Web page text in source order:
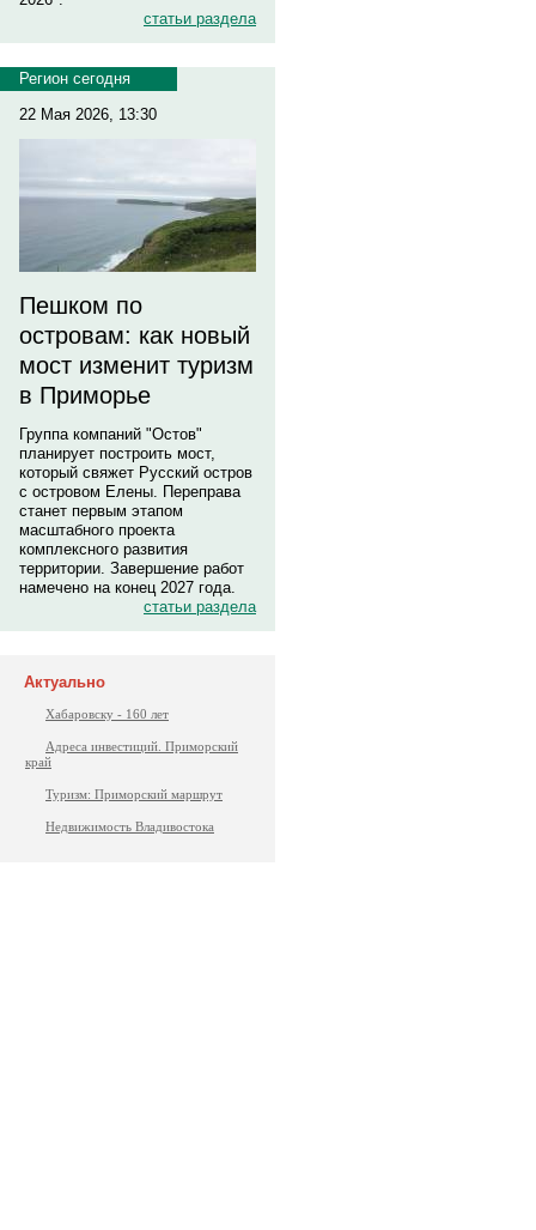
статьи раздела
Регион сегодня
22 Мая 2026, 13:30
Пешком по
островам: как новый
мост изменит туризм
в Приморье
Группа компаний "Остов"
планирует построить мост,
который свяжет Русский остров
с островом Елены. Переправа
станет первым этапом
масштабного проекта
комплексного развития
территории. Завершение работ
намечено на конец 2027 года.
статьи раздела
Актуально
Хабаровску - 160 лет
Адреса инвестиций. Приморский
край
Туризм: Приморский маршрут
Недвижимость Владивостока